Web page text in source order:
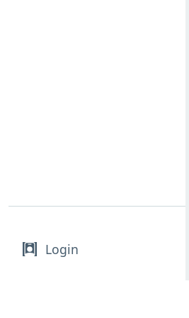
Login